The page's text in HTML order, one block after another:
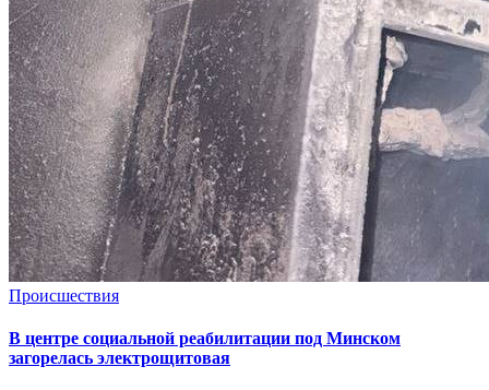
Происшествия
В центре социальной реабилитации под Минском
загорелась электрощитовая